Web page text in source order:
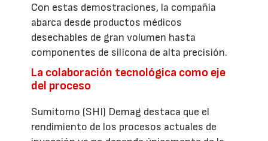
Con estas demostraciones, la compañía
abarca desde productos médicos
desechables de gran volumen hasta
componentes de silicona de alta precisión.
La colaboración tecnológica como eje
del proceso
Sumitomo (SHI) Demag destaca que el
rendimiento de los procesos actuales de